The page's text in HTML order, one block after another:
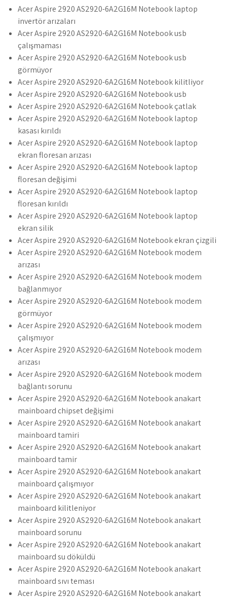
Acer Aspire 2920 AS2920-6A2G16M Notebook laptop
invertör arızaları
Acer Aspire 2920 AS2920-6A2G16M Notebook usb
çalışmaması
Acer Aspire 2920 AS2920-6A2G16M Notebook usb
görmüyor
Acer Aspire 2920 AS2920-6A2G16M Notebook kilitliyor
Acer Aspire 2920 AS2920-6A2G16M Notebook usb
Acer Aspire 2920 AS2920-6A2G16M Notebook çatlak
Acer Aspire 2920 AS2920-6A2G16M Notebook laptop
kasası kırıldı
Acer Aspire 2920 AS2920-6A2G16M Notebook laptop
ekran floresan arızası
Acer Aspire 2920 AS2920-6A2G16M Notebook laptop
floresan değişimi
Acer Aspire 2920 AS2920-6A2G16M Notebook laptop
floresan kırıldı
Acer Aspire 2920 AS2920-6A2G16M Notebook laptop
ekran silik
Acer Aspire 2920 AS2920-6A2G16M Notebook ekran çizgili
Acer Aspire 2920 AS2920-6A2G16M Notebook modem
arızası
Acer Aspire 2920 AS2920-6A2G16M Notebook modem
bağlanmıyor
Acer Aspire 2920 AS2920-6A2G16M Notebook modem
görmüyor
Acer Aspire 2920 AS2920-6A2G16M Notebook modem
çalışmıyor
Acer Aspire 2920 AS2920-6A2G16M Notebook modem
arızası
Acer Aspire 2920 AS2920-6A2G16M Notebook modem
bağlantı sorunu
Acer Aspire 2920 AS2920-6A2G16M Notebook anakart
mainboard chipset değişimi
Acer Aspire 2920 AS2920-6A2G16M Notebook anakart
mainboard tamiri
Acer Aspire 2920 AS2920-6A2G16M Notebook anakart
mainboard tamir
Acer Aspire 2920 AS2920-6A2G16M Notebook anakart
mainboard çalışmıyor
Acer Aspire 2920 AS2920-6A2G16M Notebook anakart
mainboard kilitleniyor
Acer Aspire 2920 AS2920-6A2G16M Notebook anakart
mainboard sorunu
Acer Aspire 2920 AS2920-6A2G16M Notebook anakart
mainboard su döküldü
Acer Aspire 2920 AS2920-6A2G16M Notebook anakart
mainboard sıvı teması
Acer Aspire 2920 AS2920-6A2G16M Notebook anakart